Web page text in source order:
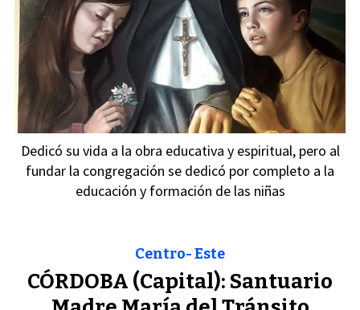
Dedicó su vida a la obra educativa y espiritual, pero al
fundar la congregación se dedicó por completo a la
educación y formación de las niñas
CÓRDOBA (Capital): Santuario
Centro- Este